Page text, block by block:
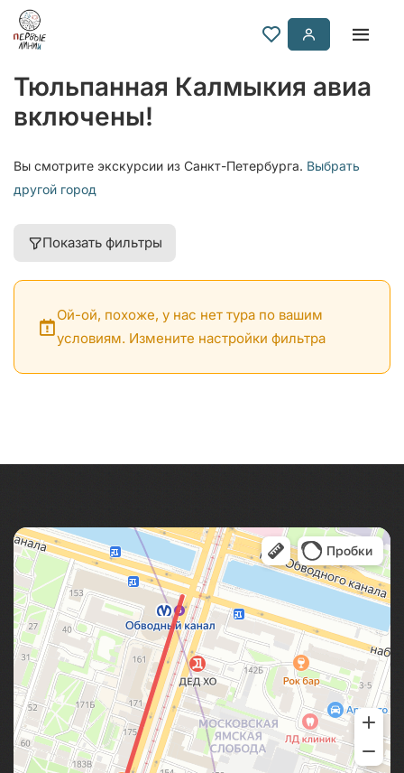
Тюльпанная Калмыкия авиа
включены!
Вы смотрите экскурсии из Санкт-Петербурга. Выбрать
другой город
Показать фильтры
Ой-ой, похоже, у нас нет тура по вашим
условиям. Измените настройки фильтра